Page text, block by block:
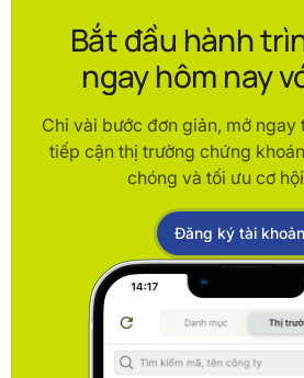
Bắt đầu hành
ngay hôm nay
Chỉ vài bước đơn giản, mở ngay
tiếp cận thị trường chứng
chóng và tối ưu cơ
Đăng ký tài khoản